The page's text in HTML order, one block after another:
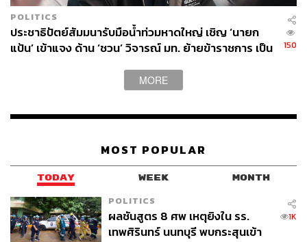
POLITICS
ประชาธิปัตย์สัมมนารับมือน้ำท่วมหาดใหญ่ เชิญ ‘นายก
แป้น’ เข้าแจง ด้าน ‘ชวน’ วิจารณ์ มท. ย้ายข้าราชการ เป็น
150
MORE
MOST POPULAR
TODAY WEEK MONTH
POLITICS
ผลชันสูตร 8 ศพ เหตุยิงใน รร.
เทพศิรินทร์ นนทบุรี พบกระสุนเข้า
1K